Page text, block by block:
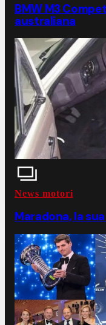
BMW M3
australiana
News motori
Maradona, la